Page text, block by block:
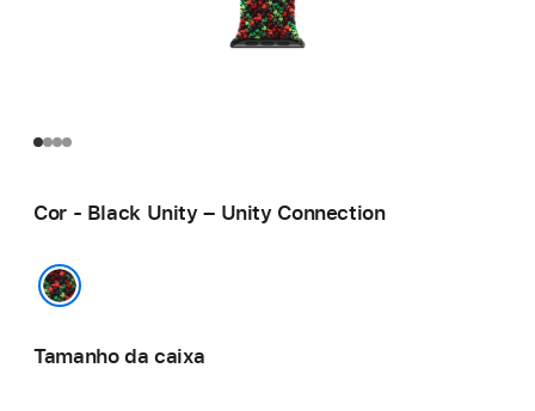
Cor - Black Unity – Unity Connection
Tamanho da caixa